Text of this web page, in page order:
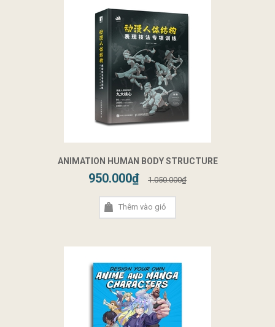
ANIMATION HUMAN BODY STRUCTURE
950.000₫ 1.050.000₫
Thêm vào giỏ